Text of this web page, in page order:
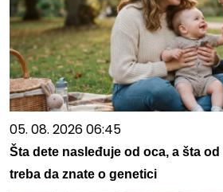
05. 08. 2026 06:45
Šta dete nasleđuje od oca, a šta
treba da znate o genetici